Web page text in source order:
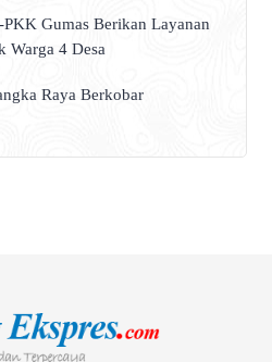
PKK Gumas Berikan Layanan
Warga 4 Desa
Raya Berkobar